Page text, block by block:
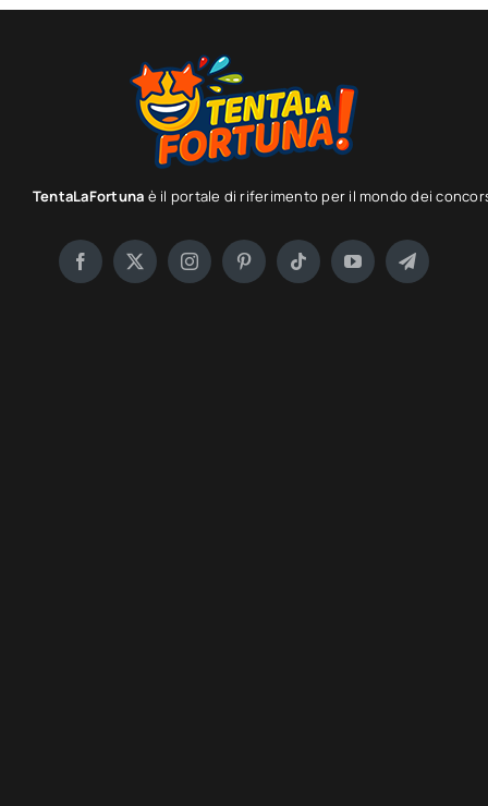
TentaLaFortuna è il portale di riferimento per il mondo dei